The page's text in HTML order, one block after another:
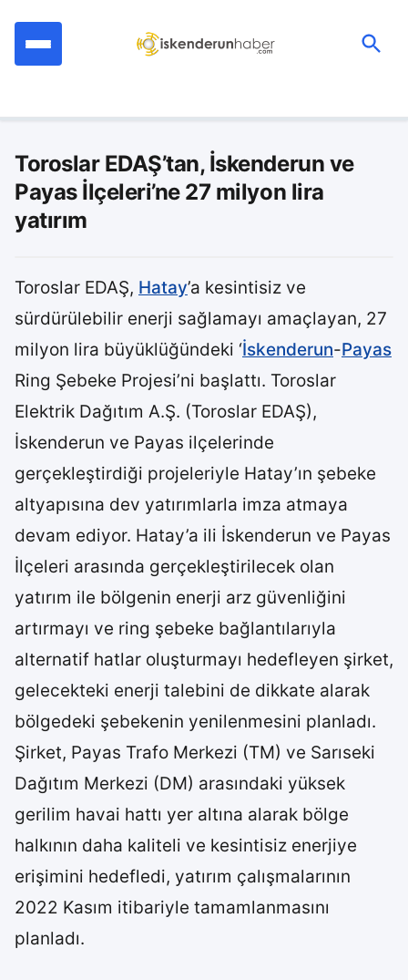
Toroslar EDAŞ’tan, İskenderun ve
Payas İlçeleri’ne 27 milyon lira
yatırım
Toroslar EDAŞ, Hatay’a kesintisiz ve
sürdürülebilir enerji sağlamayı amaçlayan, 27
milyon lira büyüklüğündeki ‘İskenderun-Payas
Ring Şebeke Projesi’ni başlattı. Toroslar
Elektrik Dağıtım A.Ş. (Toroslar EDAŞ),
İskenderun ve Payas ilçelerinde
gerçekleştirdiği projeleriyle Hatay’ın şebeke
altyapısına dev yatırımlarla imza atmaya
devam ediyor. Hatay’a ili İskenderun ve Payas
İlçeleri arasında gerçekleştirilecek olan
yatırım ile bölgenin enerji arz güvenliğini
artırmayı ve ring şebeke bağlantılarıyla
alternatif hatlar oluşturmayı hedefleyen şirket,
gelecekteki enerji talebini de dikkate alarak
bölgedeki şebekenin yenilenmesini planladı.
Şirket, Payas Trafo Merkezi (TM) ve Sarıseki
Dağıtım Merkezi (DM) arasındaki yüksek
gerilim havai hattı yer altına alarak bölge
halkının daha kaliteli ve kesintisiz enerjiye
erişimini hedefledi, yatırım çalışmalarının
2022 Kasım itibariyle tamamlanmasını
planladı.